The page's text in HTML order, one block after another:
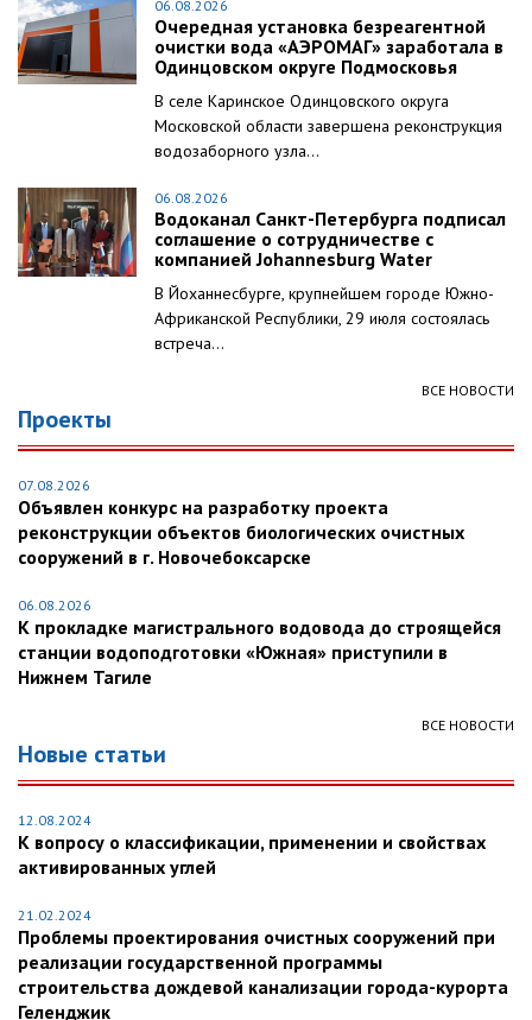
06.08.2026
Очередная установка безреагентной
очистки вода «АЭРОМАГ» заработала в
Одинцовском округе Подмосковья
В селе Каринское Одинцовского округа
Московской области завершена реконструкция
водозаборного узла...
06.08.2026
Водоканал Санкт-Петербурга подписал
соглашение о сотрудничестве с
компанией Johannesburg Water
В Йоханнесбурге, крупнейшем городе Южно-
Африканской Республики, 29 июля состоялась
встреча...
ВСЕ НОВОСТИ
Проекты
07.08.2026
Объявлен конкурс на разработку проекта
реконструкции объектов биологических очистных
сооружений в г. Новочебоксарске
06.08.2026
К прокладке магистрального водовода до строящейся
станции водоподготовки «Южная» приступили в
Нижнем Тагиле
ВСЕ НОВОСТИ
Новые статьи
12.08.2024
К вопросу о классификации, применении и свойствах
активированных углей
21.02.2024
Проблемы проектирования очистных сооружений при
реализации государственной программы
строительства дождевой канализации города-курорта
Геленджик